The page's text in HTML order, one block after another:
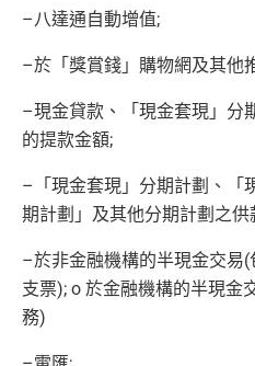
–八達通自動增值;
–於「獎賞錢」購物網及其他
–現金貸款、「現金套現」分
的提款金額;
–
「現金套現」分期計劃、
期計劃」及其他分期計劃之供
–於非金融機構的半現金交易(
支票); o 於金融機構的半現金
務)